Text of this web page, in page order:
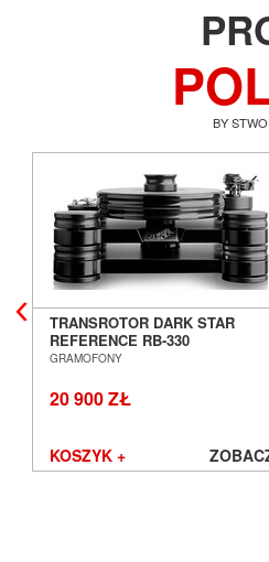
BY
TRANSROTOR DARK STAR
REFERENCE RB-330
GRAMOFON ANALOGOWY
GRAMOFONY
20 900 ZŁ
KOSZYK +